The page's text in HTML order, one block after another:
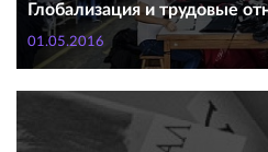
Глобализация и трудовые
01.05.2016